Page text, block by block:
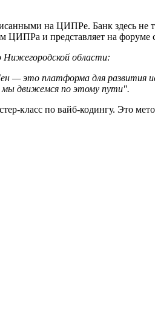
на ЦИПРе. Банк здесь не
и представляет на форуме
области:
— это платформа для развития
мы движемся по этому пути".
класс по вайб-кодингу. Это